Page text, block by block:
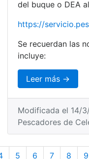
del buque o DEA
https://
Se recuerdan las
incluye:
Leer más →
Modificada el 14/
Pescadores de
5 6 7 8 9